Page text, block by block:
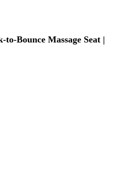
Bounce Massage Seat |